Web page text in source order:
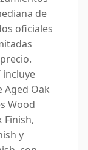
de
oficiales
incluye
Aged Oak
Wood
Finish,
y